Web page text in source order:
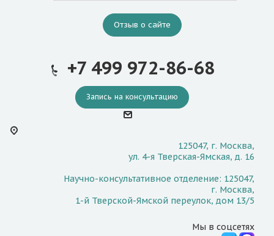
Отзыв о сайте
+7 499 972-86-68
Запись на консультацию
125047, г. Москва,
ул. 4-я Тверская-Ямская, д. 16
Научно-консультативное отделение: 125047,
г. Москва,
1-й Тверской-Ямской переулок, дом 13/5
Мы в соцсетях